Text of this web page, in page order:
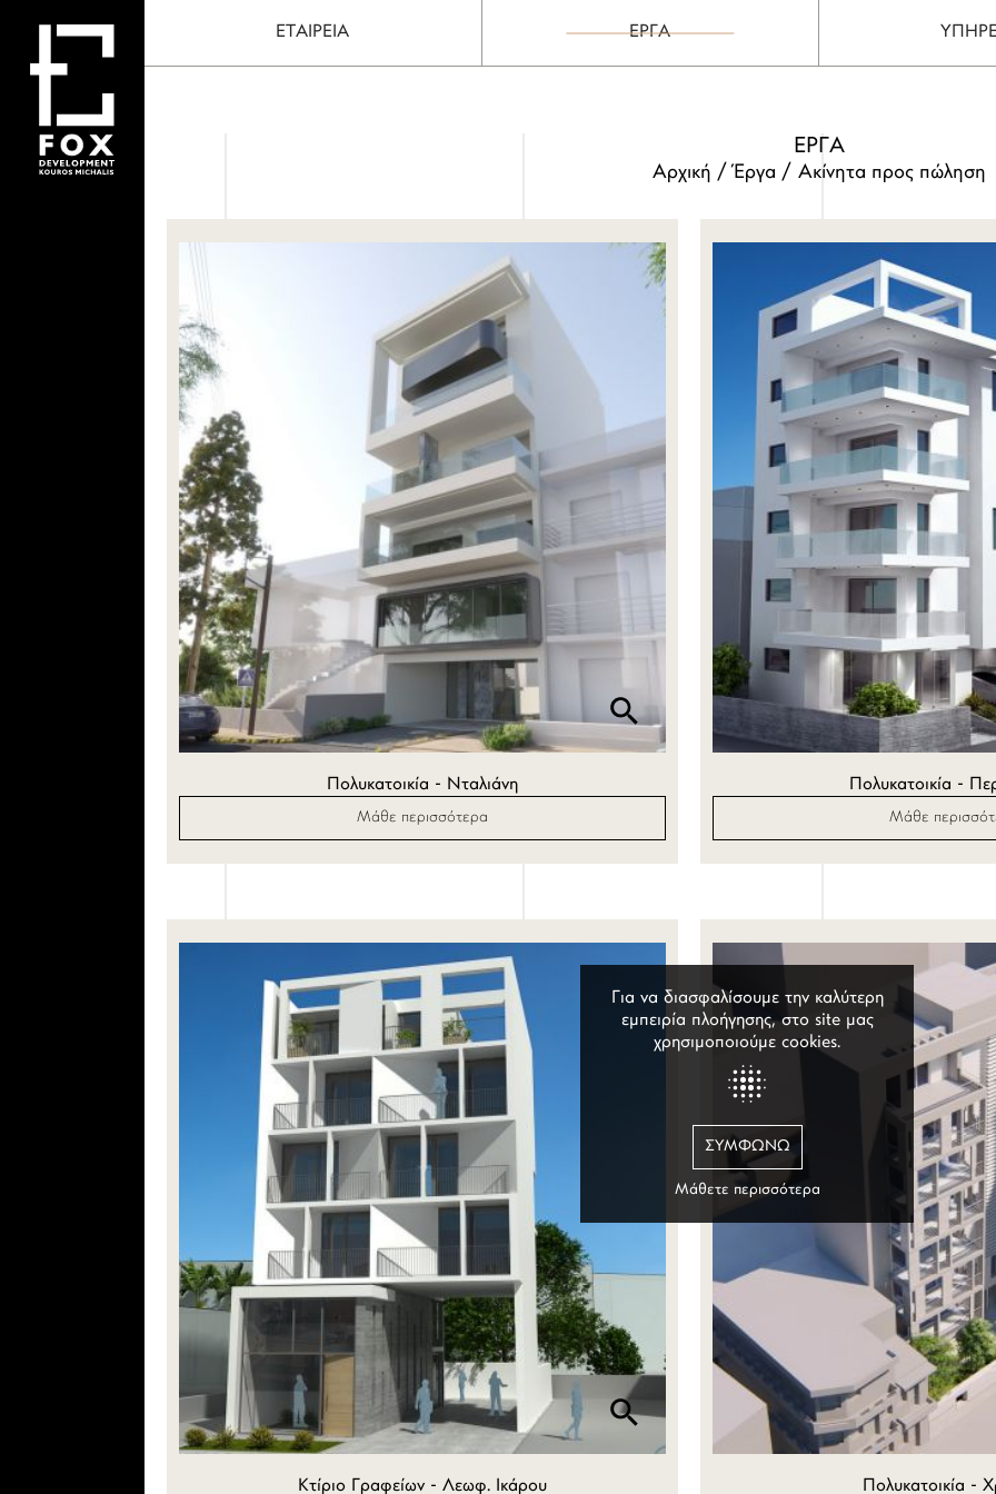
Για να διασφαλίσουμε την καλύτερη
εμπειρία πλοήγησης, στο site μας
χρησιμοποιούμε cookies.
ΣΥΜΦΩΝΏ
Μάθετε περισσότερα
ΕΤΑΙΡΕΙΑ ΕΡΓΑ
ΕΡΓΑ
Αρχική Έργα Ακίνητα προς πώληση
Πολυκατοικία - Νταλιάνη
Μάθε περισσότερα
Πολυκατοικία -
Μάθε
Κτίριο Γραφείων - Λεωφ. Ικάρου Πολυκατοικία -